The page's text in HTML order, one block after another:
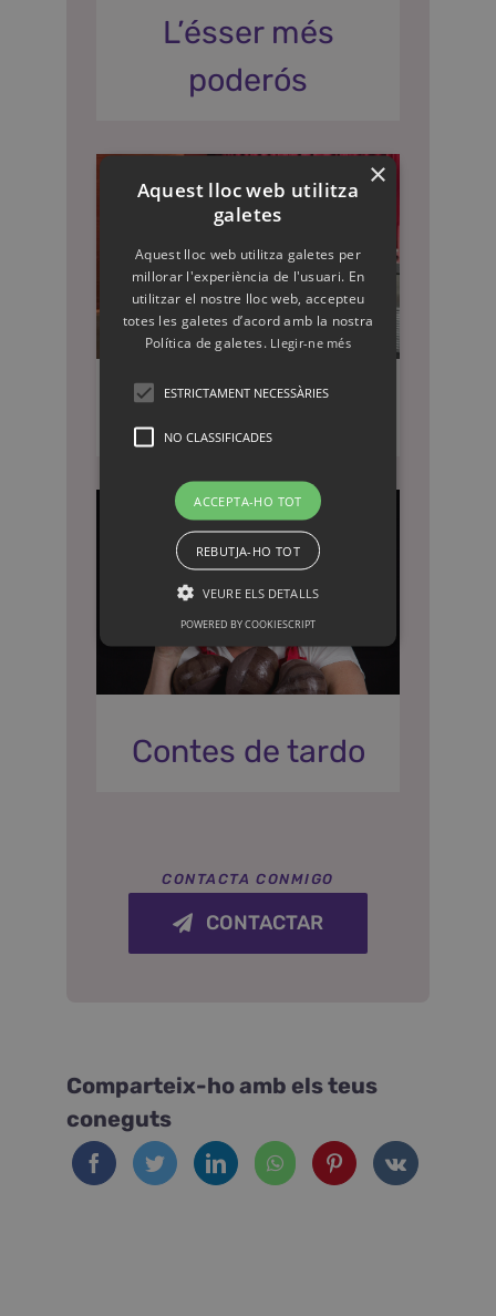
L’ésser més
poderós
Contes de tardo
CONTACTA CONMIGO
CONTACTAR
Comparteix-ho amb els teus
coneguts
×
Aquest lloc web utilitza
galetes
Aquest lloc web utilitza galetes per
millorar l'experiència de l'usuari. En
utilitzar el nostre lloc web, accepteu
totes les galetes d’acord amb la nostra
Política de galetes. Llegir-ne més
ESTRICTAMENT NECESSÀRIES
NO CLASSIFICADES
ACCEPTA-HO TOT
REBUTJA-HO TOT
VEURE ELS DETALLS
POWERED BY COOKIESCRIPT